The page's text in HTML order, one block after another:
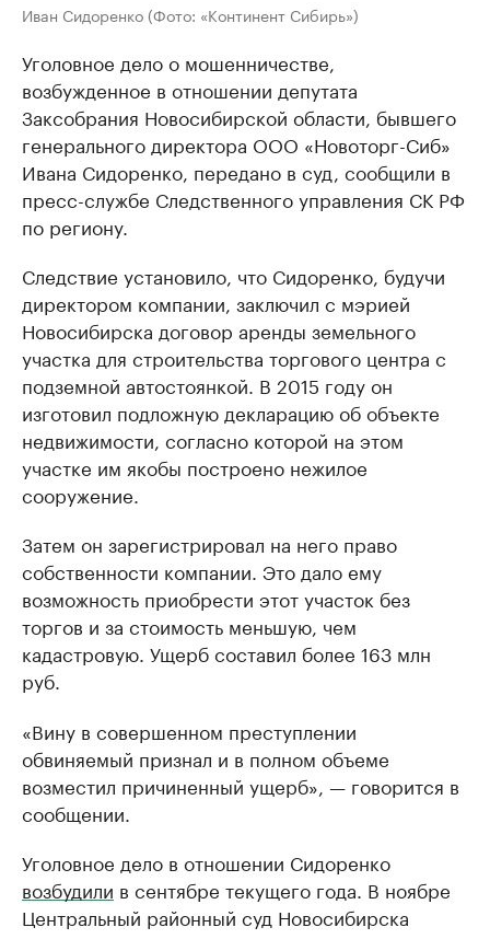
Иван Сидоренко (Фото: «Континент Сибирь»)
Уголовное дело о мошенничестве,
возбужденное в отношении депутата
Заксобрания Новосибирской области, бывшего
генерального директора ООО «Новоторг-Сиб»
Ивана Сидоренко, передано в суд, сообщили в
пресс-службе Следственного управления СК РФ
по региону.
Следствие установило, что Сидоренко, будучи
директором компании, заключил с мэрией
Новосибирска договор аренды земельного
участка для строительства торгового центра с
подземной автостоянкой. В 2015 году он
изготовил подложную декларацию об объекте
недвижимости, согласно которой на этом
участке им якобы построено нежилое
сооружение.
Затем он зарегистрировал на него право
собственности компании. Это дало ему
возможность приобрести этот участок без
торгов и за стоимость меньшую, чем
кадастровую. Ущерб составил более 163 млн
руб.
«Вину в совершенном преступлении
обвиняемый признал и в полном объеме
возместил причиненный ущерб», — говорится в
сообщении.
Уголовное дело в отношении Сидоренко
возбудили в сентябре текущего года. В ноябре
Центральный районный суд Новосибирска